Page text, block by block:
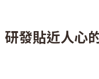
發貼近人心